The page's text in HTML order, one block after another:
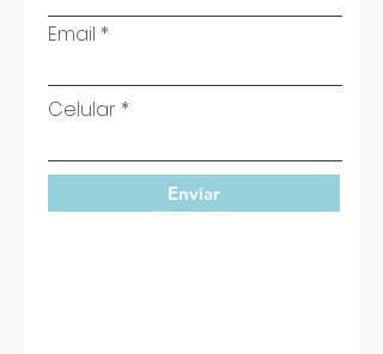
Email
Celular
Enviar